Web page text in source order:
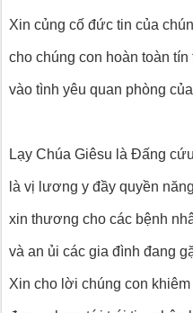
Xin củng cố đức tin của
cho chúng con hoàn toàn tín
vào tình yêu quan phòng
Lạy Chúa Giêsu là Đấng
là vị lương y đầy quyền
xin thương cho các bệnh
và an ủi các gia đình đang
Xin cho lời chúng con